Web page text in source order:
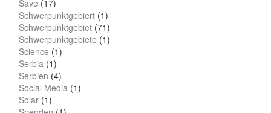
Save (17)
Schwerpunktgebiert (1)
Schwerpunktgebiet (71)
Schwerpunktgebiete (1)
Science (1)
Serbia (1)
Serbien (4)
Social Media (1)
Solar (1)